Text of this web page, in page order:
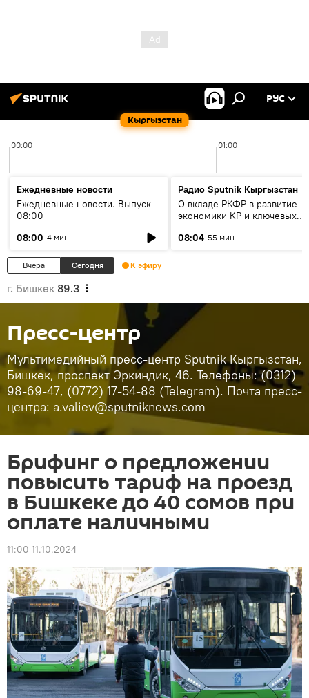
Кыргызстан
РУС
00:00 01:00
Ежедневные новости
Ежедневные новости. Выпуск
08:00
08:00 4 мин
Радио Sputnik Кыргызстан
О вкладе РКФР в развитие
экономики КР и ключевых
08:04 55 мин
Вчера Сегодня К эфиру
г. Бишкек 89.3
Пресс-центр
Мультимедийный пресс-центр Sputnik Кыргызстан,
Бишкек, проспект Эркиндик, 46. Телефоны: (0312)
98-69-47, (0772) 17-54-88 (Telegram). Почта пресс-
центра: a.valiev@sputniknews.com
Брифинг о предложении
повысить тариф на проезд
в Бишкеке до 40 сомов при
оплате наличными
11:00 11.10.2024